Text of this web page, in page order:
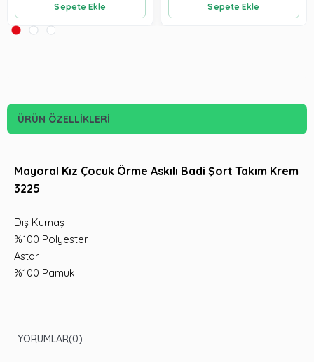
Sepete Ekle Sepete Ekle
ÜRÜN ÖZELLIKLERI
Mayoral Kız Çocuk Örme Askılı Badi Şort Takım Krem
3225
Dış Kumaş
%100 Polyester
Astar
%100 Pamuk
YORUMLAR(0)